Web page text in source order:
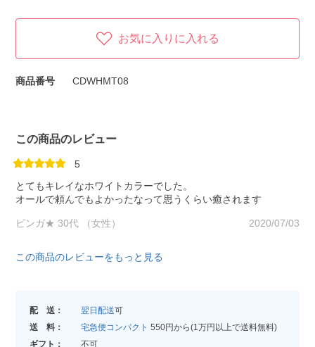
お気に入りに入れる
商品番号 CDWHMT08
この商品のレビュー
5
とてもキレイなホワイトカラーでした。
オールで頼んでもよかったなって思うくらい癒されます
ピンガ★ 30代 （女性） 2020/07/03
この商品のレビューをもっと見る
配 送： 翌日配送可
送 料：
宅急便コンパクト 550円から(1万円以上で送料無料)
ギフト：
不可